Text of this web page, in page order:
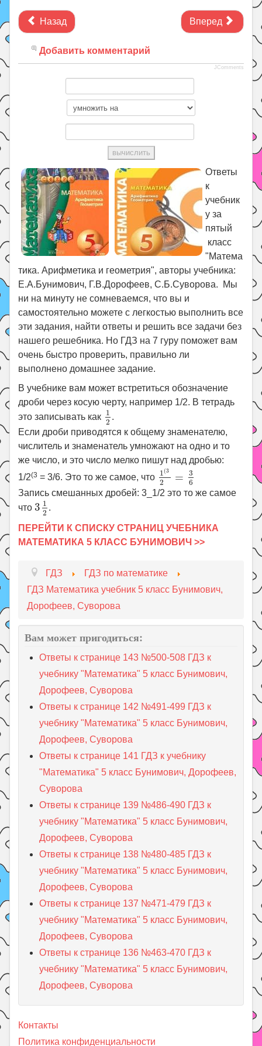
Назад Вперед
Добавить комментарий
JComments
Ответы
к
учебник
у за
пятый
класс
"Матема
тика. Арифметика и геометрия", авторы учебника:
Е.А.Бунимович, Г.В.Дорофеев, С.Б.Суворова. Мы
ни на минуту не сомневаемся, что вы и
самостоятельно можете с легкостью выполнить все
эти задания, найти ответы и решить все задачи без
нашего решебника. Но ГДЗ на 7 гуру поможет вам
очень быстро проверить, правильно ли
выполнено домашнее задание.
В учебнике вам может встретиться обозначение
дроби через косую черту, например 1/2. В тетрадь
это записывать как 1
2
1 2
.
Если дроби приводятся к общему знаменателю,
числитель и знаменатель умножают на одно и то
же число, и это число мелко пишут над дробью:
1/2(3 = 3/6. Это то же самое, что 1(3
2 =
3
6
1(3 =36
Запись смешанных дробей: 3_1/2 это то же самое
что 3 1
2
312
.
ПЕРЕЙТИ К СПИСКУ СТРАНИЦ УЧЕБНИКА
МАТЕМАТИКА 5 КЛАСС БУНИМОВИЧ >>
ГДЗ
ГДЗ по математике
ГДЗ Математика учебник 5 класс Бунимович,
Дорофеев, Суворова
Вам может пригодиться:
Ответы к странице 143 №500-508 ГДЗ к
учебнику "Математика" 5 класс Бунимович,
Дорофеев, Суворова
Ответы к странице 142 №491-499 ГДЗ к
учебнику "Математика" 5 класс Бунимович,
Дорофеев, Суворова
Ответы к странице 141 ГДЗ к учебнику
"Математика" 5 класс Бунимович, Дорофеев,
Суворова
Ответы к странице 139 №486-490 ГДЗ к
учебнику "Математика" 5 класс Бунимович,
Дорофеев, Суворова
Ответы к странице 138 №480-485 ГДЗ к
учебнику "Математика" 5 класс Бунимович,
Дорофеев, Суворова
Ответы к странице 137 №471-479 ГДЗ к
учебнику "Математика" 5 класс Бунимович,
Дорофеев, Суворова
Ответы к странице 136 №463-470 ГДЗ к
учебнику "Математика" 5 класс Бунимович,
Дорофеев, Суворова
Контакты
Политика конфиденциальности